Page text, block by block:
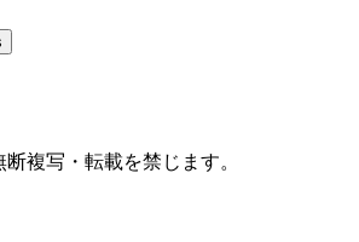
断複写・転載を禁じます。